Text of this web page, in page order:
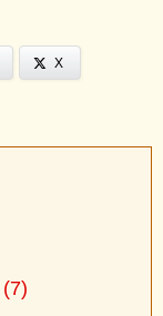
X
(7)